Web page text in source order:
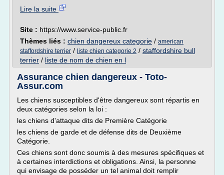
Lire la suite
Site : https://www.service-public.fr
Thèmes liés : chien dangereux categorie / american
staffordshire terrier / liste chien categorie 2 / staffordshire bull
terrier / liste de nom de chien en l
Assurance chien dangereux - Toto-
Assur.com
Les chiens susceptibles d'être dangereux sont répartis en
deux catégories selon la loi :
les chiens d'attaque dits de Première Catégorie
les chiens de garde et de défense dits de Deuxième
Catégorie.
Ces chiens sont donc soumis à des mesures spécifiques et
à certaines interdictions et obligations. Ainsi, la personne
qui envisage de posséder un tel animal doit remplir